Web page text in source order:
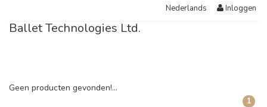
Nederlands Inloggen
Ballet Technologies Ltd.
Geen producten gevonden!...
1